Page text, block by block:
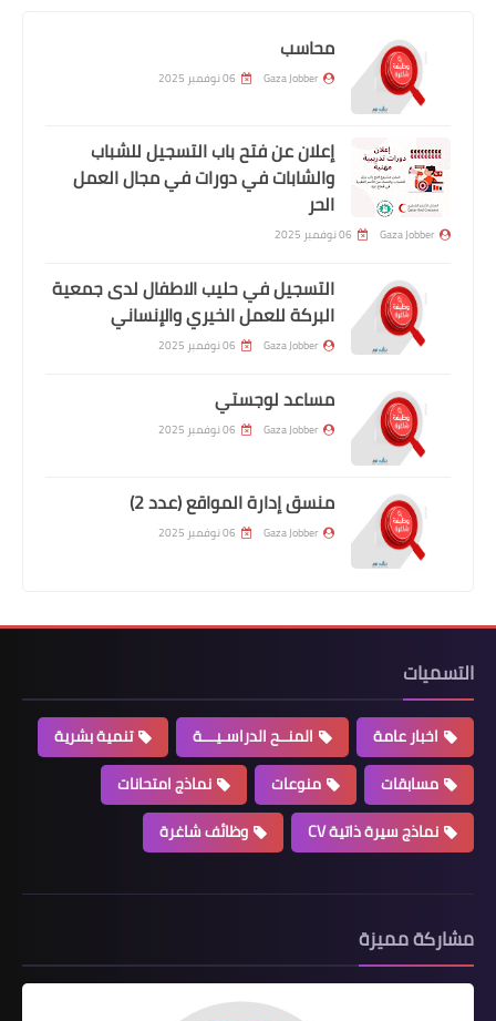
محاسب
Gaza Jobber 06 نوفمبر 2025
إعلان عن فتح باب التسجيل للشباب
والشابات في دورات في مجال العمل
الحر
Gaza Jobber 06 نوفمبر 2025
التسجيل في حليب الاطفال لدى جمعية
البركة للعمل الخيري والإنساني
Gaza Jobber 06 نوفمبر 2025
مساعد لوجستي
Gaza Jobber 06 نوفمبر 2025
منسق إدارة المواقع (عدد 2)
Gaza Jobber 06 نوفمبر 2025
التسميات
اخبار عامة المنــح الدراسـيـــة
تنمية بشرية
مسابقات
منوعات
نماذج امتحانات
نماذج سيرة ذاتية CV
وظائف شاغرة
مشاركة مميزة